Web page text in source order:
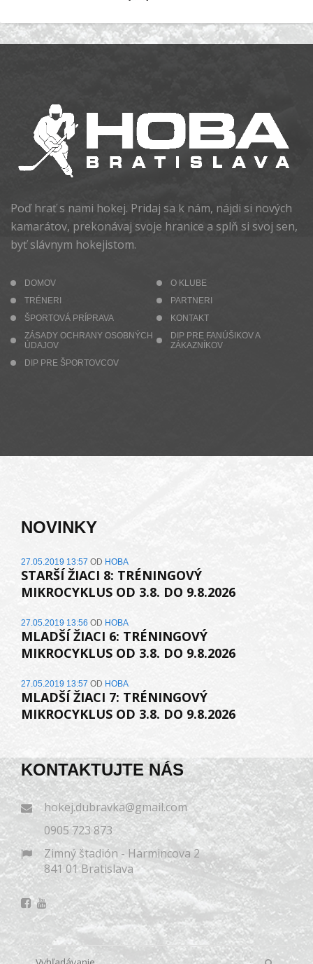
Poď hrať s nami hokej. Pridaj sa k nám, nájdi si nových
kamarátov, prekonávaj svoje hranice a splň si svoj sen,
byť slávnym hokejistom.
DOMOV
O KLUBE
TRÉNERI
PARTNERI
ŠPORTOVÁ PRÍPRAVA
KONTAKT
ZÁSADY OCHRANY OSOBNÝCH
ÚDAJOV
DIP PRE FANÚŠIKOV A
ZÁKAZNÍKOV
DIP PRE ŠPORTOVCOV
NOVINKY
27.05.2019 13:57 OD HOBA
STARŠÍ ŽIACI 8: TRÉNINGOVÝ
MIKROCYKLUS OD 3.8. DO 9.8.2026
27.05.2019 13:56 OD HOBA
MLADŠÍ ŽIACI 6: TRÉNINGOVÝ
MIKROCYKLUS OD 3.8. DO 9.8.2026
27.05.2019 13:57 OD HOBA
MLADŠÍ ŽIACI 7: TRÉNINGOVÝ
MIKROCYKLUS OD 3.8. DO 9.8.2026
KONTAKTUJTE NÁS
hokej.dubravka@gmail.com
0905 723 873
Zimný štadión - Harmincova 2
841 01 Bratislava